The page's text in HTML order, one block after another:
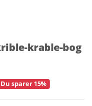
krable-bog
Du sparer 15%